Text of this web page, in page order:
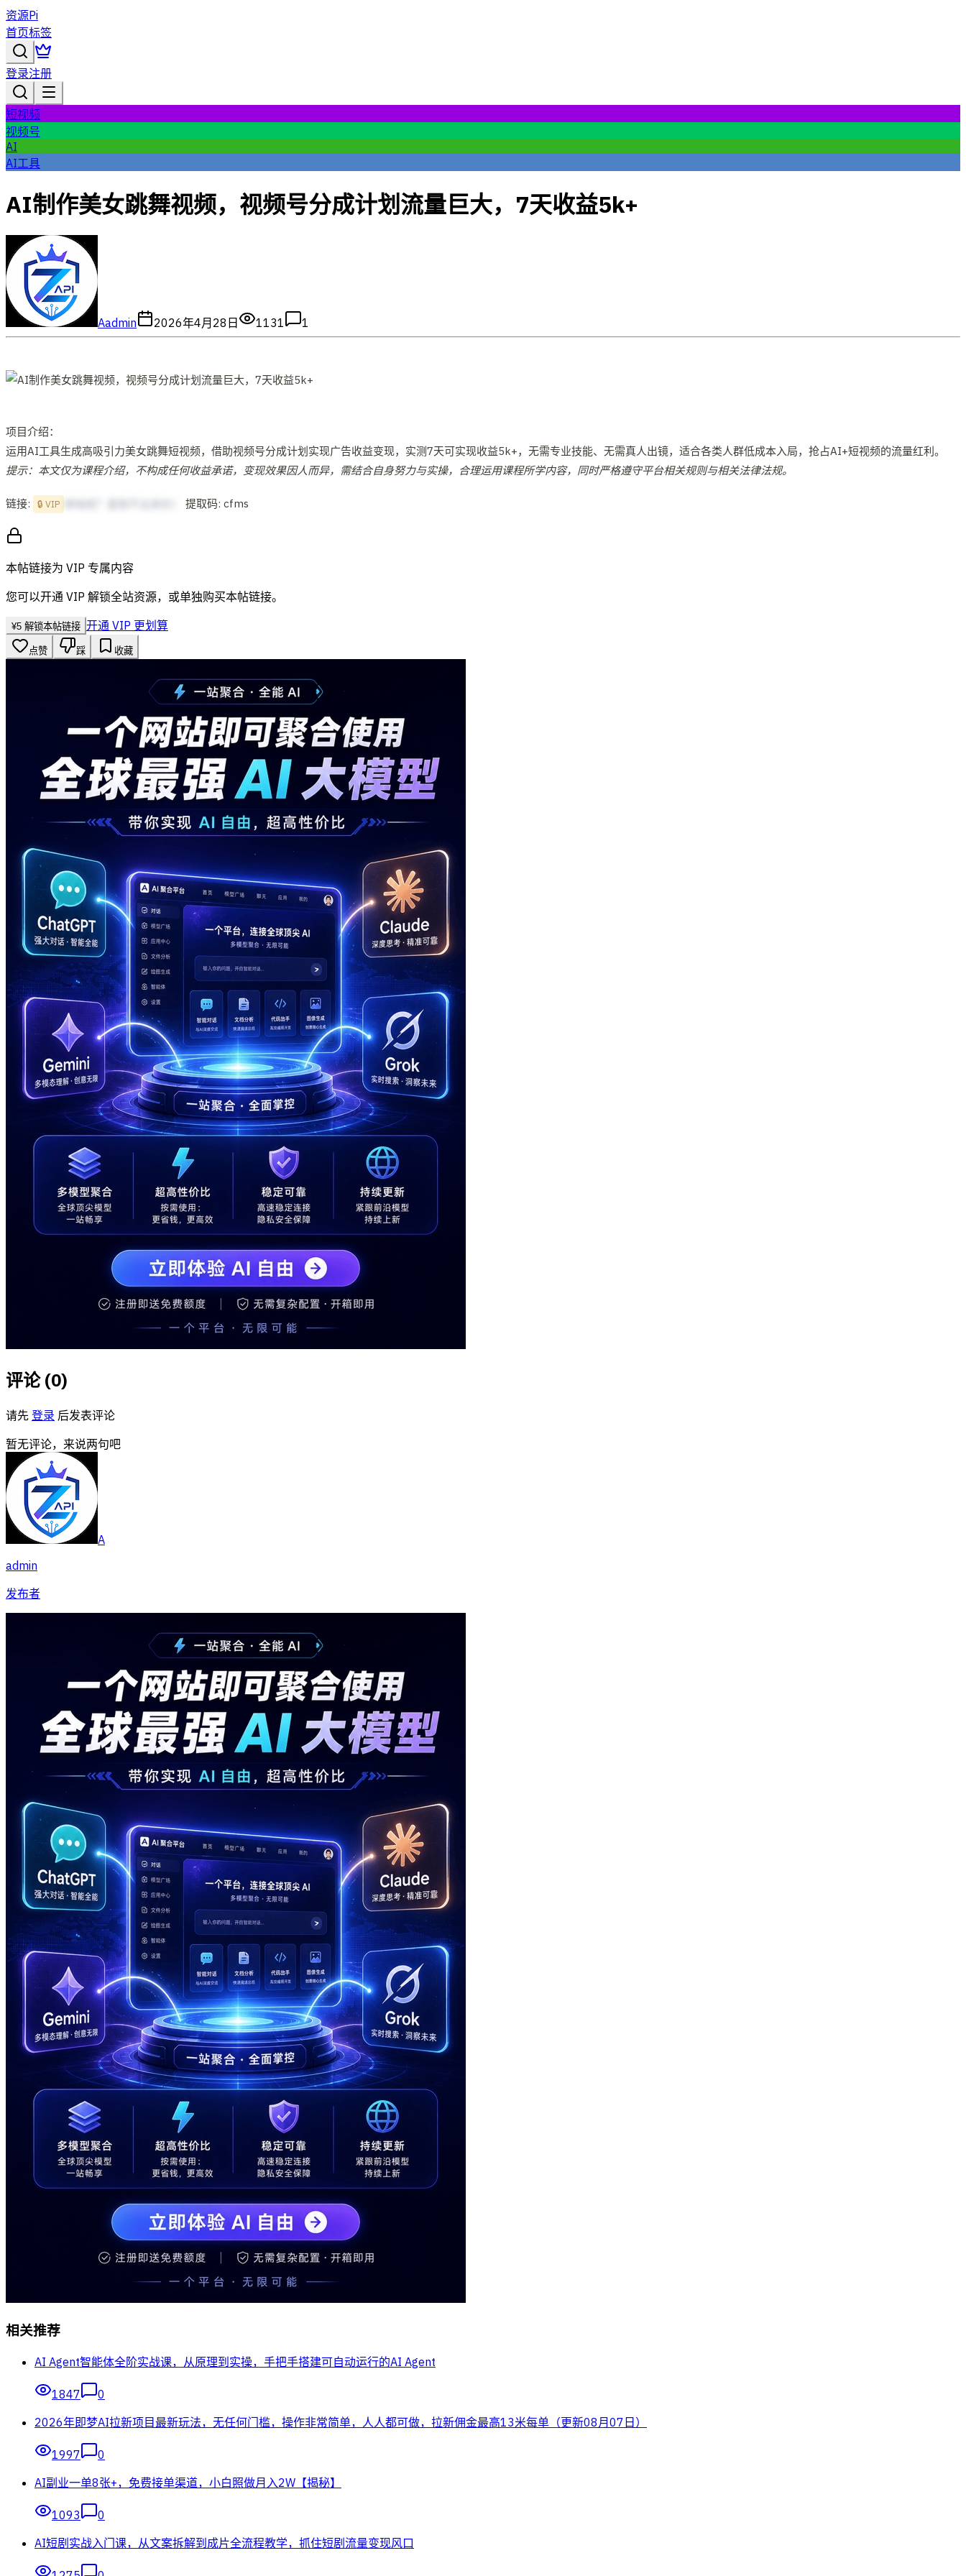
资源Pi
首页标签
登录注册
短视频
视频号
AI
AI工具
AI制作美女跳舞视频，视频号分成计划流量巨大，7天收益5k+
Aadmin 2026年4月28日 1131 1
项目介绍：
运用AI工具生成高吸引力美女跳舞短视频，借助视频号分成计划实现广告收益变现，实测7天可实现收益5k+，无需专业技能、无需真人出镜，适合各类人群低成本入局，抢占AI+短视频的流量红利。
提示：本文仅为课程介绍，不构成任何收益承诺，变现效果因人而异，需结合自身努力与实操，合理运用课程所学内容，同时严格遵守平台相关规则与相关法律法规。
链接: 🔒 VIP 提取码: cfms
本帖链接为 VIP 专属内容
您可以开通 VIP 解锁全站资源，或单独购买本帖链接。
¥5 解锁本帖链接 开通 VIP 更划算
点赞 踩 收藏
评论 (0)
请先 登录 后发表评论
暂无评论，来说两句吧
A
admin
发布者
相关推荐
AI Agent智能体全阶实战课，从原理到实操，手把手搭建可自动运行的AI Agent
1847
0
2026年即梦AI拉新项目最新玩法，无任何门槛，操作非常简单，人人都可做，拉新佣金最高13米每单（更新08月07日）
1997
0
AI副业一单8张+，免费接单渠道，小白照做月入2W【揭秘】
1093
0
AI短剧实战入门课，从文案拆解到成片全流程教学，抓住短剧流量变现风口